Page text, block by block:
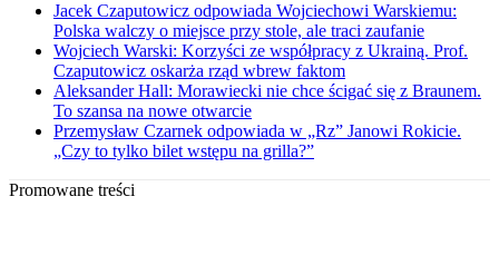
Jacek Czaputowicz odpowiada Wojciechowi Warskiemu:
Polska walczy o miejsce przy stole, ale traci zaufanie
Wojciech Warski: Korzyści ze współpracy z Ukrainą. Prof.
Czaputowicz oskarża rząd wbrew faktom
Aleksander Hall: Morawiecki nie chce ścigać się z Braunem.
To szansa na nowe otwarcie
Przemysław Czarnek odpowiada w „Rz” Janowi Rokicie.
„Czy to tylko bilet wstępu na grilla?”
Promowane treści